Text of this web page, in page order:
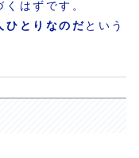
はずです。
ひとりなのだという